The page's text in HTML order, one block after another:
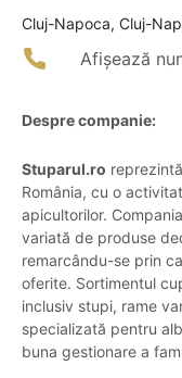
Cluj-Napoca, Cluj-
Afișează
Despre companie:
Stuparul.ro
România, cu o
apicultorilor.
variată de produse
remarcându-se prin
oferite. Sortimentul
inclusiv stupi, rame
specializată pentru
buna gestionare a